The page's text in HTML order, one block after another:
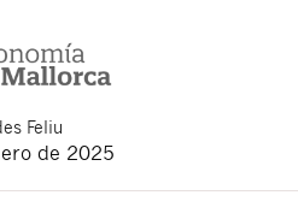
Feliu
de 2025